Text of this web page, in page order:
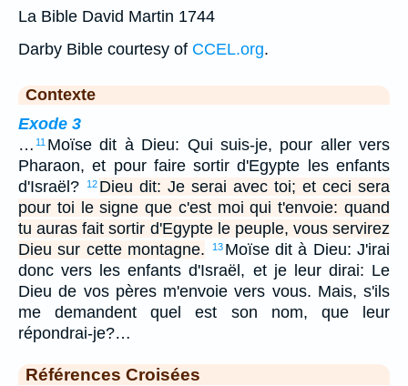
La Bible David Martin 1744
Darby Bible courtesy of CCEL.org.
Contexte
Exode 3
… 11 Moïse dit à Dieu: Qui suis-je, pour aller vers
Pharaon, et pour faire sortir d'Egypte les enfants
d'Israël?
12 Dieu dit: Je serai avec toi; et ceci sera
pour toi le signe que c'est moi qui t'envoie: quand
tu auras fait sortir d'Egypte le peuple, vous servirez
Dieu sur cette montagne.
13 Moïse dit à Dieu: J'irai
donc vers les enfants d'Israël, et je leur dirai: Le
Dieu de vos pères m'envoie vers vous. Mais, s'ils
me demandent quel est son nom, que leur
répondrai-je?…
Références Croisées